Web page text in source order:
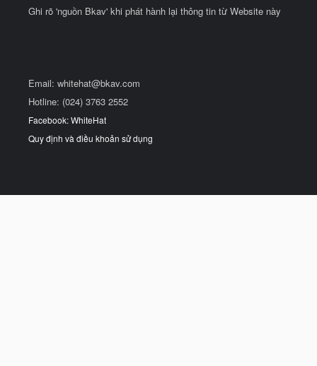
Ghi rõ 'nguồn Bkav' khi phát hành lại thông tin từ Website này
Email: whitehat@bkav.com
Hotline: (024) 3763 2552
Facebook: WhiteHat
Quy định và điều khoản sử dụng